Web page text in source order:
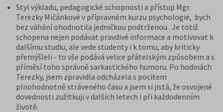
Styl výkladu, pedagogické schopnosti a přístup Mgr.
Terezky Mičánkové v přípravném kurzu psychologie, bych
bez váhání ohodnotila jedničkou podtrženou. Je totiž
schopena nejen podávat pravdivé informace a motivovat k
dalšímu studiu, ale vede studenty i k tomu, aby kriticky
přemýšleli - to vše podává velice přátelským způsobem a s
příměsí toho správně sarkastického humoru. Po hodinách
Terezky, jsem zpravidla odcházela s pocitem
plnohodnotně stráveného času a jsem si jistá, že osvojené
dovednosti zužitkuji v dalších letech i při každodenním
životě.